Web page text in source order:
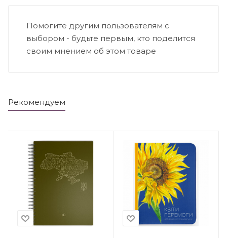
Помогите другим пользователям с
выбором - будьте первым, кто поделится
своим мнением об этом товаре
Рекомендуем